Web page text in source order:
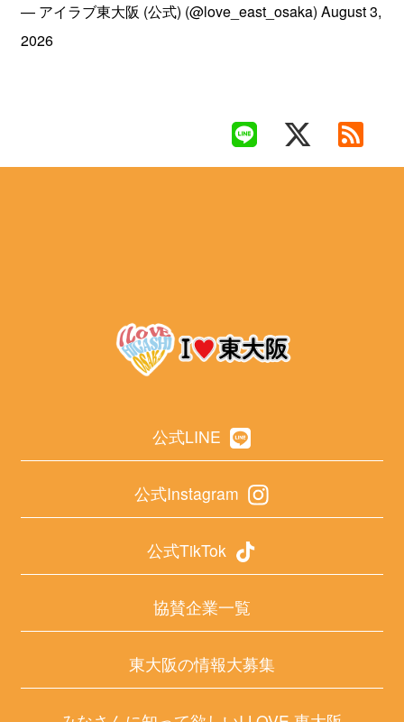
— アイラブ東大阪 (公式) (@love_east_osaka)August 3,
2026
公式LINE
公式Instagram
公式TikTok
協賛企業一覧
東大阪の情報大募集